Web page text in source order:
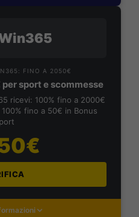
FINO A 2050€
sport e scommesse
ricevi: 100% fino a 2000€
fino a 50€ in Bonus